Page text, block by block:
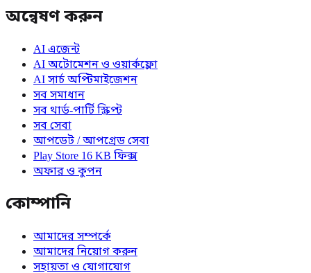
অন্বেষণ করুন
AI এজেন্ট
AI অটোমেশন ও ওয়ার্কফ্লো
AI সার্চ অপ্টিমাইজেশন
সব সমাধান
সব থার্ড-পার্টি স্ক্রিপ্ট
সব সেবা
আপডেট / আপগ্রেড সেবা
Play Store 16 KB ফিক্স
অফার ও কুপন
কোম্পানি
আমাদের সম্পর্কে
আমাদের নিয়োগ করুন
সহায়তা ও যোগাযোগ